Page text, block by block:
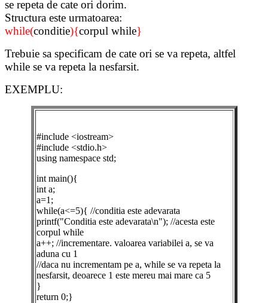
se repeta de cate ori dorim.
Structura este urmatoarea:
while(conditie){corpul while}
Trebuie sa specificam de cate ori se va repeta, altfel
while se va repeta la nesfarsit.
EXEMPLU:
#include <iostream>
#include <stdio.h>
using namespace std;
int main(){
int a;
a=1;
while(a<=5){ //conditia este adevarata
printf("Conditia este adevarata\n"); //acesta este
corpul while
a++; //incrementare. valoarea variabilei a, se va
aduna cu 1
//daca nu incrementam pe a, while se va repeta la
nesfarsit, deoarece 1 este mereu mai mare ca 5
}
return 0;}